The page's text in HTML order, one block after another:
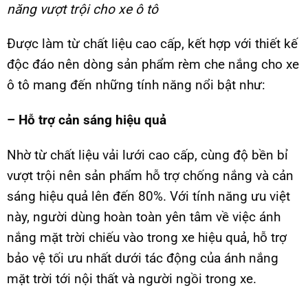
năng vượt trội cho xe ô tô
Được làm từ chất liệu cao cấp, kết hợp với thiết kế
độc đáo nên dòng sản phẩm rèm che nắng cho xe
ô tô mang đến những tính năng nổi bật như:
– Hỗ trợ cản sáng hiệu quả
Nhờ từ chất liệu vải lưới cao cấp, cùng độ bền bỉ
vượt trội nên sản phẩm hỗ trợ chống nắng và cản
sáng hiệu quả lên đến 80%. Với tính năng ưu việt
này, người dùng hoàn toàn yên tâm về việc ánh
nắng mặt trời chiếu vào trong xe hiệu quả, hỗ trợ
bảo vệ tối ưu nhất dưới tác động của ánh nắng
mặt trời tới nội thất và người ngồi trong xe.